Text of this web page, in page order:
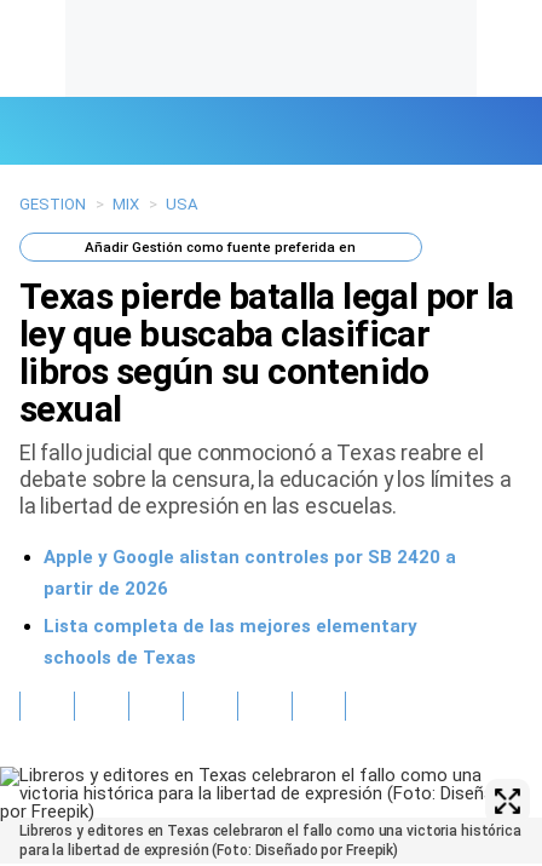
Últimas Noticias
Mi Bolsillo
Gente
Tendencias Mix
GESTION > MIX > USA
AñadirGestión como fuente preferida en
Texas pierde batalla legal por la
ley que buscaba clasificar
libros según su contenido
sexual
El fallo judicial que conmocionó a Texas reabre el
debate sobre la censura, la educación y los límites a
la libertad de expresión en las escuelas.
Apple y Google alistan controles por SB 2420 a
partir de 2026
Lista completa de las mejores elementary
schools de Texas
Libreros y editores en Texas celebraron el fallo como una victoria histórica
para la libertad de expresión (Foto: Diseñado por Freepik)